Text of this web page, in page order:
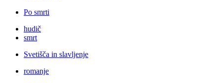
Po smrti
hudič
smrt
Svetišča in slavljenje
romanje